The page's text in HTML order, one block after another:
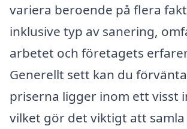
variera beroende på flera
inklusive typ av sanering,
arbetet och företagets
Generellt sett kan du
priserna ligger inom ett visst
vilket gör det viktigt att